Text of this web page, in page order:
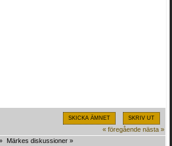
SKICKA ÄMNET SKRIV UT
« föregående nästa »
Märkes diskussioner »